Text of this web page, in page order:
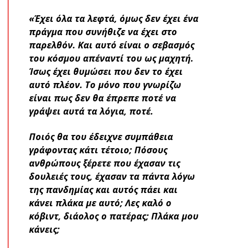
«Έχει όλα τα λεφτά, όμως δεν έχει ένα
πράγμα που συνήθιζε να έχει στο
παρελθόν. Και αυτό είναι ο σεβασμός
του κόσμου απέναντί του ως μαχητή.
Ίσως έχει θυμώσει που δεν το έχει
αυτό πλέον. Το μόνο που γνωρίζω
είναι πως δεν θα έπρεπε ποτέ να
γράψει αυτά τα λόγια, ποτέ.
Ποιός θα του έδειχνε συμπάθεια
γράφοντας κάτι τέτοιο; Πόσους
ανθρώπους ξέρετε που έχασαν τις
δουλειές τους, έχασαν τα πάντα λόγω
της πανδημίας και αυτός πάει και
κάνει πλάκα με αυτό; Λες καλό ο
κόβιντ, διάολος ο πατέρας; Πλάκα μου
κάνεις;